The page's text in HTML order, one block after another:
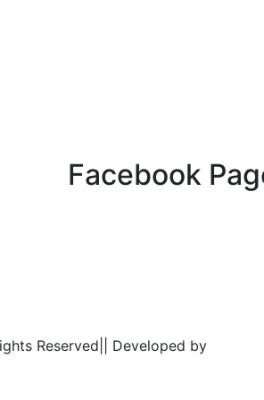
Facebook
Reserved|| Developed by